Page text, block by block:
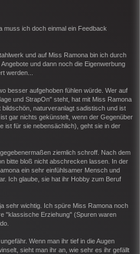
muss ich doch einmal ein Feedback
und auf Miss Ramona bin ich durch
und dann noch die Eigenwerbung
werden...
besser aufgehoben fühlen würde. Wer auf
und StrapOn" steht, hat mit Miss Ramona
naturveranlagt sadistisch und ist
gar nichts gekünstelt, wenn der Gegenüber
ist für sie nebensächlich), geht sie in der
ziemlich schroff. Nach dem
bitte bloß nicht abschrecken lassen. In der
ein sehr einfühlsamer Mensch und
Ich glaube, sie hat ihr Hobby zum Beruf
sehr wichtig. Ich spüre Miss Ramona noch
"klassische Erziehung" (Spuren waren
Wenn man ihr tief in die Augen
sieht man ihr an, wie sehr es ihr gefällt